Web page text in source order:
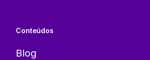
Conteúdos
Blog